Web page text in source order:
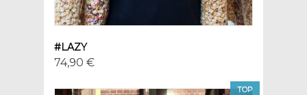
#LAZY
74,90 €
TOP